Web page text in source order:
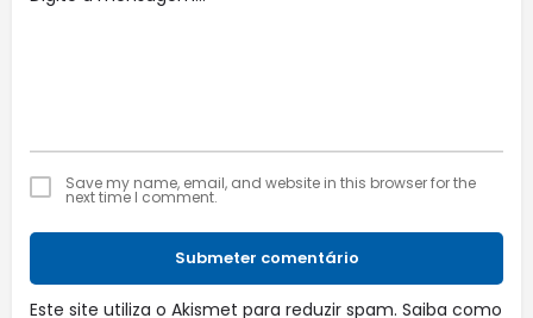
Save my name, email, and website in this browser for the
next time I comment.
Submeter comentário
Este site utiliza o Akismet para reduzir spam. Saiba como